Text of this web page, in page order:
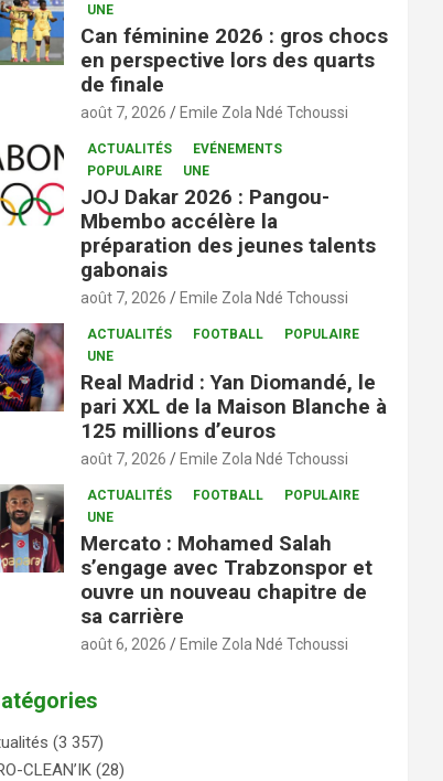
UNE
Can féminine 2026 : gros chocs
en perspective lors des quarts
de finale
août 7, 2026 Emile Zola Ndé Tchoussi
ACTUALITÉS
EVÉNEMENTS
POPULAIRE
UNE
JOJ Dakar 2026 : Pangou-
Mbembo accélère la
préparation des jeunes talents
gabonais
août 7, 2026 Emile Zola Ndé Tchoussi
ACTUALITÉS FOOTBALL
POPULAIRE
UNE
Real Madrid : Yan Diomandé, le
pari XXL de la Maison Blanche à
125 millions d’euros
août 7, 2026 Emile Zola Ndé Tchoussi
ACTUALITÉS FOOTBALL
POPULAIRE
UNE
Mercato : Mohamed Salah
s’engage avec Trabzonspor et
ouvre un nouveau chapitre de
sa carrière
août 6, 2026 Emile Zola Ndé Tchoussi
(3 357)
CLEAN’IK (28)